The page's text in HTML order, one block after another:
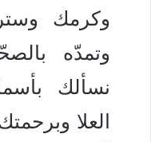
وكرمك
وتمدّه
نسألك
العلا